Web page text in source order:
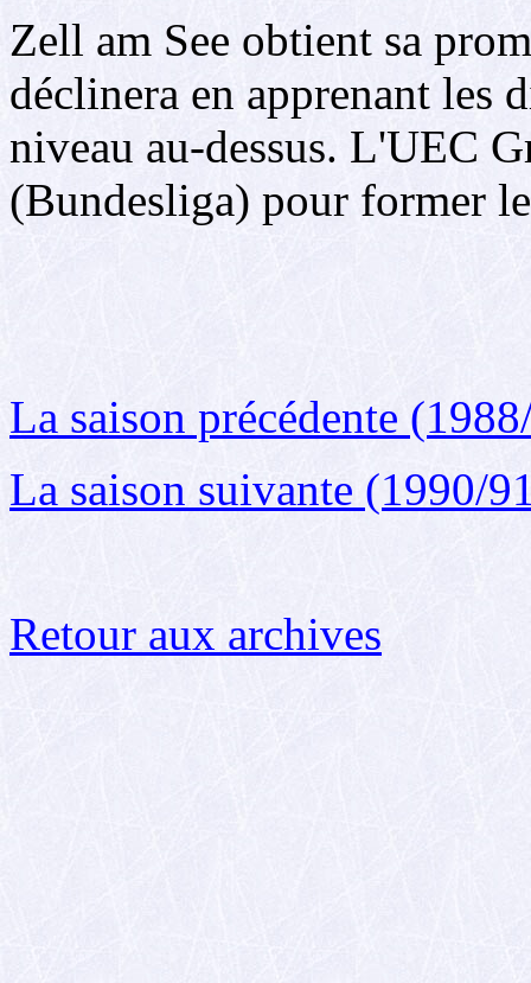
Zell am See obtient sa
déclinera en apprenant les
niveau au-dessus. L'UEC
(Bundesliga) pour former
La saison précédente
La saison suivante (1990/
Retour aux archives